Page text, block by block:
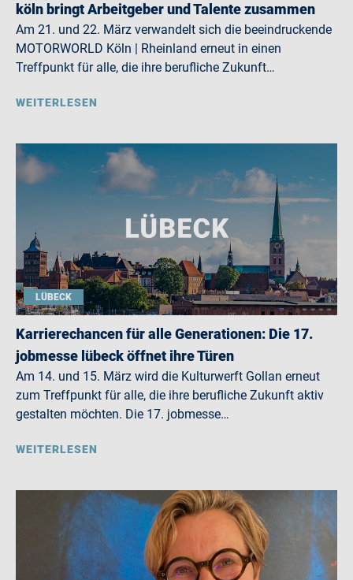
köln bringt Arbeitgeber und Talente zusammen
Am 21. und 22. März verwandelt sich die beeindruckende
MOTORWORLD Köln | Rheinland erneut in einen
Treffpunkt für alle, die ihre berufliche Zukunft…
WEITERLESEN
LÜBECK
Karrierechancen für alle Generationen: Die 17.
jobmesse lübeck öffnet ihre Türen
Am 14. und 15. März wird die Kulturwerft Gollan erneut
zum Treffpunkt für alle, die ihre berufliche Zukunft aktiv
gestalten möchten. Die 17. jobmesse…
WEITERLESEN